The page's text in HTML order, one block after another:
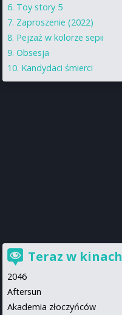
Toy story 5
Zaproszenie (2022)
Pejzaż w kolorze sepii
Obsesja
Kandydaci śmierci
Teraz w kinach
2046
Aftersun
Akademia złoczyńców